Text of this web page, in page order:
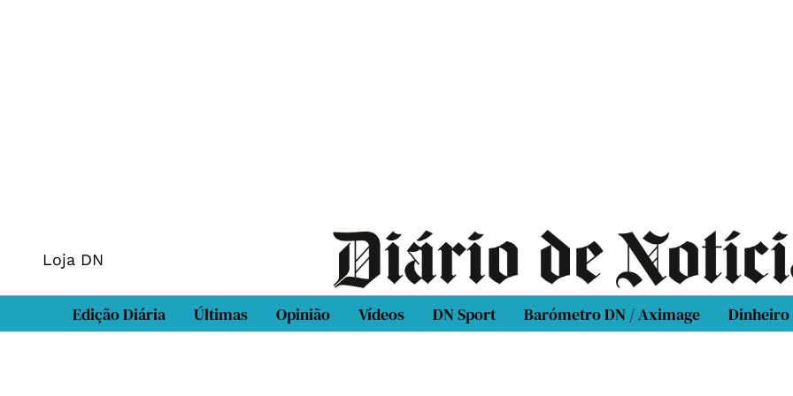
Loja DN
Edição Diária Últimas Opinião Vídeos DN Sport Barómetro DN / Aximage Dinheiro